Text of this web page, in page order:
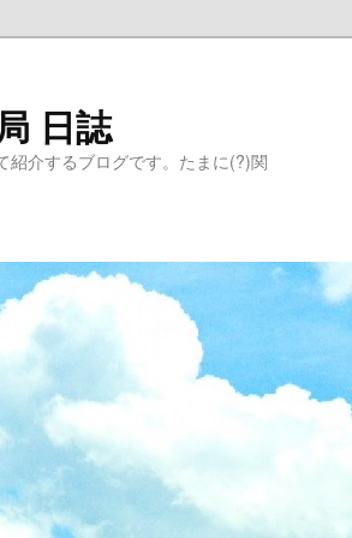
日誌
紹介するブログです。たまに(?)関